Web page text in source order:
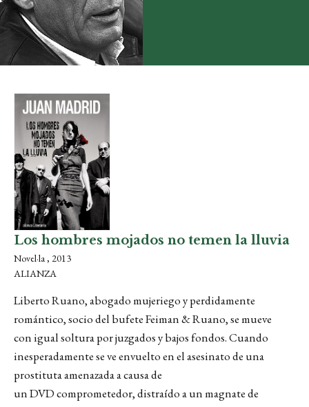
Los hombres mojados no temen la lluvia
Novel·la , 2013
ALIANZA
Liberto Ruano, abogado mujeriego y perdidamente
romántico, socio del bufete Feiman & Ruano, se mueve
con igual soltura por juzgados y bajos fondos. Cuando
inesperadamente se ve envuelto en el asesinato de una
prostituta amenazada a causa de
un DVD comprometedor, distraído a un magnate de